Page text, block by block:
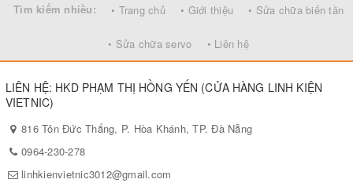
Tìm kiếm nhiều: • Trang chủ • Giới thiệu • Sửa chữa biến tần
• Sửa chữa servo • Liên hệ
LIÊN HỆ: HKD PHẠM THỊ HỒNG YẾN (CỬA HÀNG LINH KIỆN
VIETNIC)
816 Tôn Đức Thắng, P. Hòa Khánh, TP. Đà Nẵng
0964-230-278
linhkienvietnic3012@gmail.com